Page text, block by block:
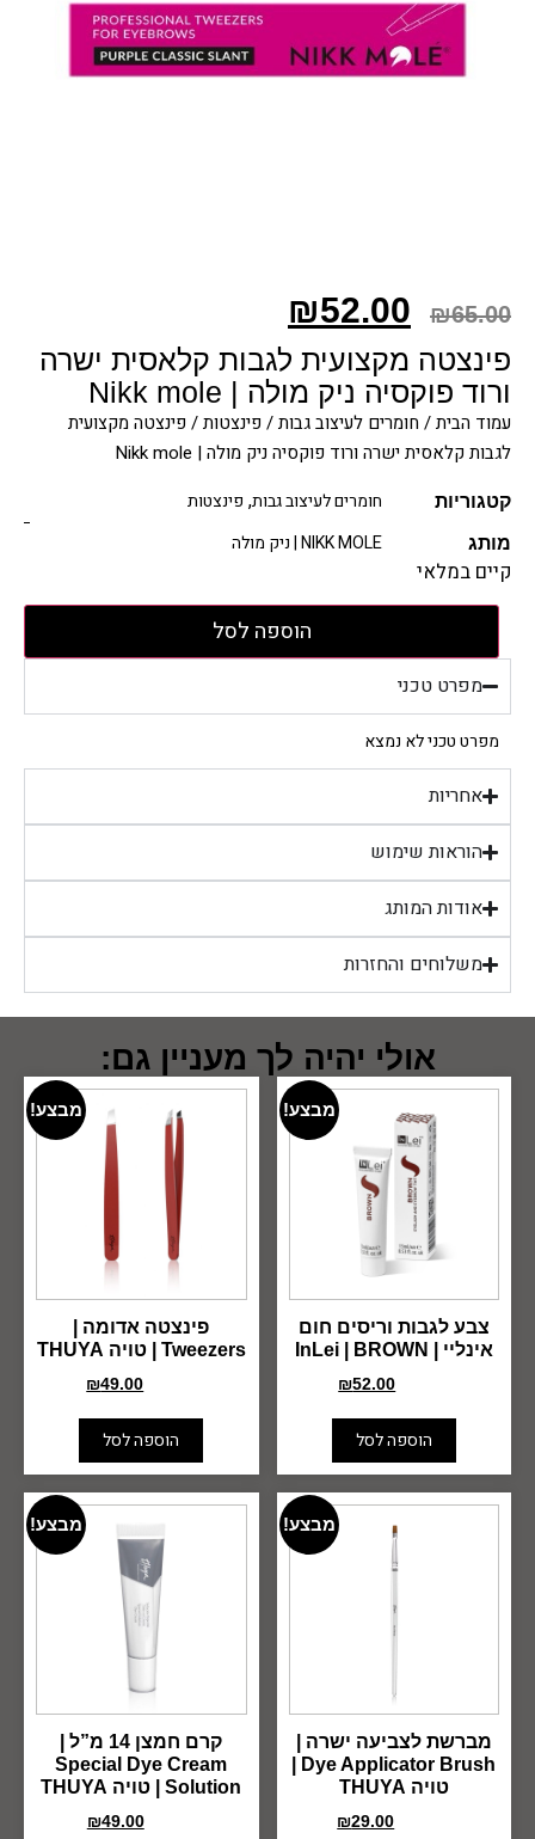
₪65.00
₪52.00
פינצטה מקצועית לגבות קלאסית ישרה
ורוד פוקסיה ניק מולה | Nikk mole
עמוד הבית/ חומרים לעיצוב גבות/ פינצטות/ פינצטה מקצועית
לגבות קלאסית ישרה ורוד פוקסיה ניק מולה | Nikk mole
קטגוריות חומרים לעיצוב גבות, פינצטות
מותג NIKK MOLE | ניק מולה
קיים במלאי
הוספה לסל
מפרט טכני
מפרט טכני לא נמצא
אחריות
הוראות שימוש
אודות המותג
משלוחים והחזרות
אולי יהיה לך מעניין גם:
מבצע!
צבע לגבות וריסים חום
אינליי | InLei | BROWN
₪52.00
הוספה לסל
מבצע!
פינצטה אדומה |
Tweezers | טויה THUYA
₪49.00
הוספה לסל
מבצע!
מברשת לצביעה ישרה |
טויה THUYA
₪29.00
מבצע!
קרם חמצן 14 מ”ל |
Special Dye Cream
Solution | טויה THUYA
₪49.00